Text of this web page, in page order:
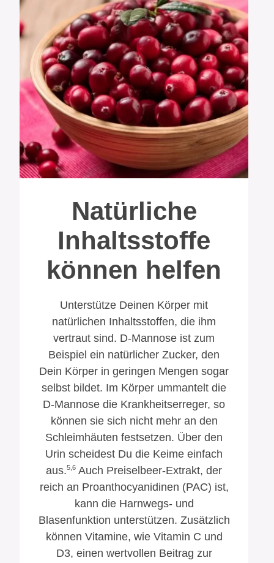
Natürliche
Inhaltsstoffe
können helfen
Unterstütze Deinen Körper mit
natürlichen Inhaltsstoffen, die ihm
vertraut sind. D-Mannose ist zum
Beispiel ein natürlicher Zucker, den
Dein Körper in geringen Mengen sogar
selbst bildet. Im Körper ummantelt die
D-Mannose die Krankheitserreger, so
können sie sich nicht mehr an den
Schleimhäuten festsetzen. Über den
Urin scheidest Du die Keime einfach
aus.5,6 Auch Preiselbeer-Extrakt, der
reich an Proanthocyanidinen (PAC) ist,
kann die Harnwegs- und
Blasenfunktion unterstützen. Zusätzlich
können Vitamine, wie Vitamin C und
D3, einen wertvollen Beitrag zur